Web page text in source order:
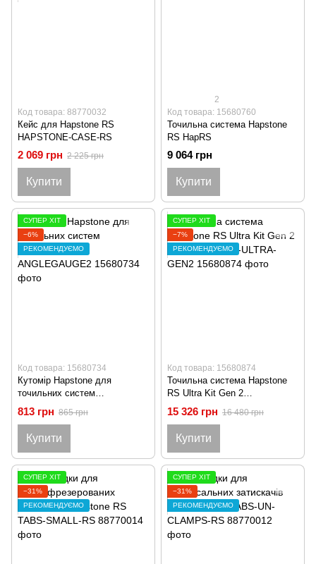
Код товара: 88770032
Кейс для Hapstone RS
HAPSTONE-CASE-RS
2 069 грн 2 225 грн
Купити
2
Код товара: 15680760
Точильна система Hapstone
RS HapRS
9 064 грн
Купити
СУПЕР ХІТ
−6%
РЕКОМЕНДУЄМО
Код товара: 15680734
Кутомір Hapstone для
точильних систем
Електронний ANGLEGAUGE2
813 грн 865 грн
Купити
СУПЕР ХІТ
−7%
РЕКОМЕНДУЄМО
Код товара: 15680874
Точильна система Hapstone
RS Ultra Kit Gen 2
HAPSTONE-RS-ULTRA-GEN2
15 326 грн 16 480 грн
Купити
СУПЕР ХІТ
−31%
РЕКОМЕНДУЄМО
СУПЕР ХІТ
−31%
РЕКОМЕНДУЄМО